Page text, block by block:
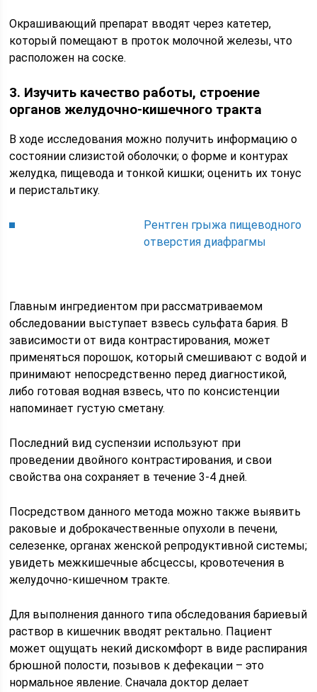
Окрашивающий препарат вводят через катетер,
который помещают в проток молочной железы, что
расположен на соске.
3. Изучить качество работы, строение
органов желудочно-кишечного тракта
В ходе исследования можно получить информацию о
состоянии слизистой оболочки; о форме и контурах
желудка, пищевода и тонкой кишки; оценить их тонус
и перистальтику.
Рентген грыжа пищеводного
отверстия диафрагмы
Главным ингредиентом при рассматриваемом
обследовании выступает взвесь сульфата бария. В
зависимости от вида контрастирования, может
применяться порошок, который смешивают с водой и
принимают непосредственно перед диагностикой,
либо готовая водная взвесь, что по консистенции
напоминает густую сметану.
Последний вид суспензии используют при
проведении двойного контрастирования, и свои
свойства она сохраняет в течение 3-4 дней.
Посредством данного метода можно также выявить
раковые и доброкачественные опухоли в печени,
селезенке, органах женской репродуктивной системы;
увидеть межкишечные абсцессы, кровотечения в
желудочно-кишечном тракте.
Для выполнения данного типа обследования бариевый
раствор в кишечник вводят ректально. Пациент
может ощущать некий дискомфорт в виде распирания
брюшной полости, позывов к дефекации – это
нормальное явление. Сначала доктор делает